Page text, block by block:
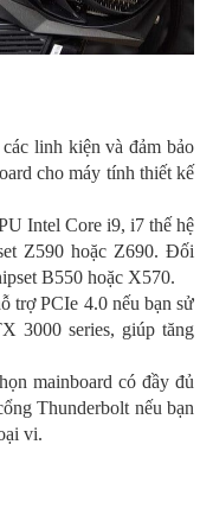
linh kiện và đảm bảo
cho máy tính thiết kế
Intel Core i9, i7 thế hệ
Z590 hoặc Z690. Đối
B550 hoặc X570.
trợ PCIe 4.0 nếu bạn sử
3000 series, giúp tăng
mainboard có đầy đủ
Thunderbolt nếu bạn
vi.